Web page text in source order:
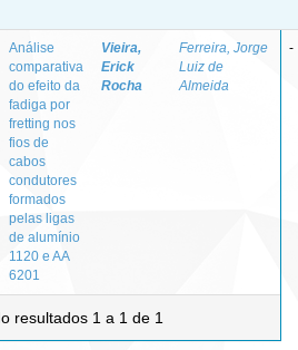
Análise
comparativa
do efeito da
fadiga por
fretting nos
fios de
cabos
condutores
formados
pelas ligas
de alumínio
1120 e AA
6201
Vieira,
Erick
Rocha
Ferreira, Jorge
Luiz de
Almeida
-
resultados 1 a 1 de 1